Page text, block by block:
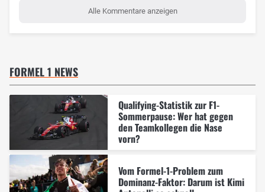
Alle Kommentare anzeigen
FORMEL 1 NEWS
Qualifying-Statistik zur F1-
Sommerpause: Wer hat gegen
den Teamkollegen die Nase
vorn?
Vom Formel-1-Problem zum
Dominanz-Faktor: Darum ist Kimi